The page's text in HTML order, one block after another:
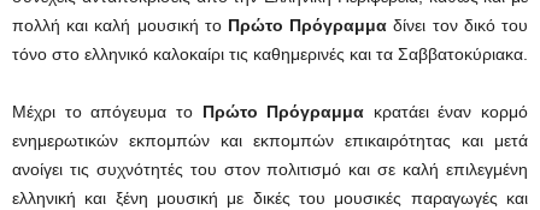
πολλή και καλή μουσική το Πρώτο Πρόγραμμα δίνει τον δικό του
τόνο στο ελληνικό καλοκαίρι τις καθημερινές και τα Σαββατοκύριακα.
Μέχρι το απόγευμα τοΠρώτο Πρόγραμμα κρατάει έναν κορμό
ενημερωτικών εκπομπών και εκπομπών επικαιρότητας και μετά
ανοίγει τις συχνότητές του στον πολιτισμό και σε καλή επιλεγμένη
ελληνική και ξένη μουσική με δικές του μουσικές παραγωγές και